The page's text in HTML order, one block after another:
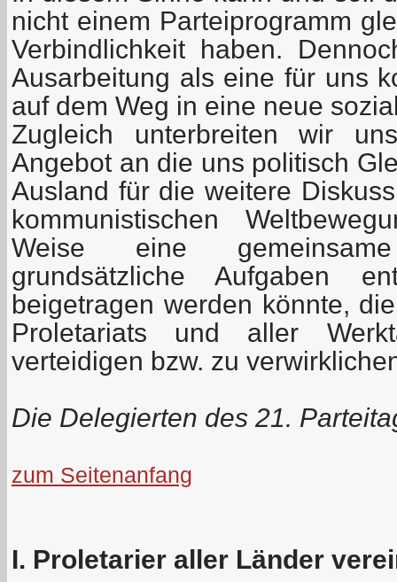
nicht einem Parteiprogramm
Verbindlichkeit haben.
Ausarbeitung als eine für uns
auf dem Weg in eine neue
Zugleich unterbreiten wir
Angebot an die uns politisch
Ausland für die weitere
kommunistischen
Weise eine
grundsätzliche Aufgaben
beigetragen werden könnte,
Proletariats und aller
verteidigen bzw. zu
Die Delegierten des 21.
zum Seitenanfang
I. Proletarier aller Länder